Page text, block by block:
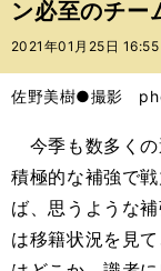
ル
バ
ン必至のチー
2021年01月25日 16:55
佐野美樹●撮影
今季も数多くの
積極的な補強で
ば、思うような
は移籍状況を見